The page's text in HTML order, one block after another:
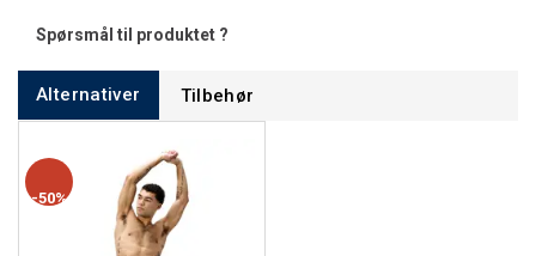
Spørsmål til produktet ?
Alternativer Tilbehør
50%